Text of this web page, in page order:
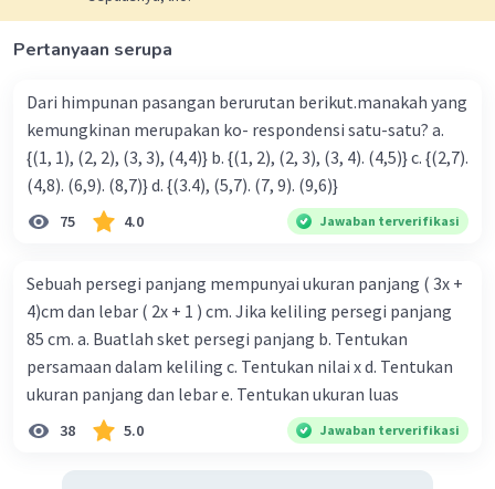
28 September 2023 13:15
Rating?
Iklan
Nanda R Level 89
Jawaban terverifikasi
nilai dari a-2b adalah 16.
Pertanyaan serupa
Dari himpunan pasangan berurutan berikut.manakah yang
kemungkinan merupakan ko- respondensi satu-satu? a.
{(1, 1), (2, 2), (3, 3), (4,4)} b. {(1, 2), (2, 3), (3, 4). (4,5)} c. {(2,7).
(4,8). (6,9). (8,7)} d. {(3.4), (5,7). (7, 9). (9,6)}
75 4.0 Jawaban terverifikasi
Sebuah persegi panjang mempunyai ukuran panjang ( 3x +
4)cm dan lebar ( 2x + 1 ) cm. Jika keliling persegi panjang
85 cm. a. Buatlah sket persegi panjang b. Tentukan
persamaan dalam keliling c. Tentukan nilai x d. Tentukan
ukuran panjang dan lebar e. Tentukan ukuran luas
38 5.0 Jawaban terverifikasi